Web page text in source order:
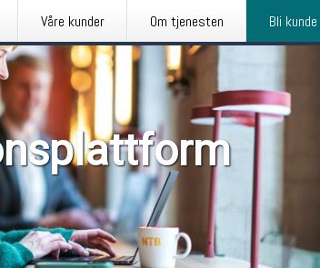
Våre kunder Om tjenesten Bli kunde